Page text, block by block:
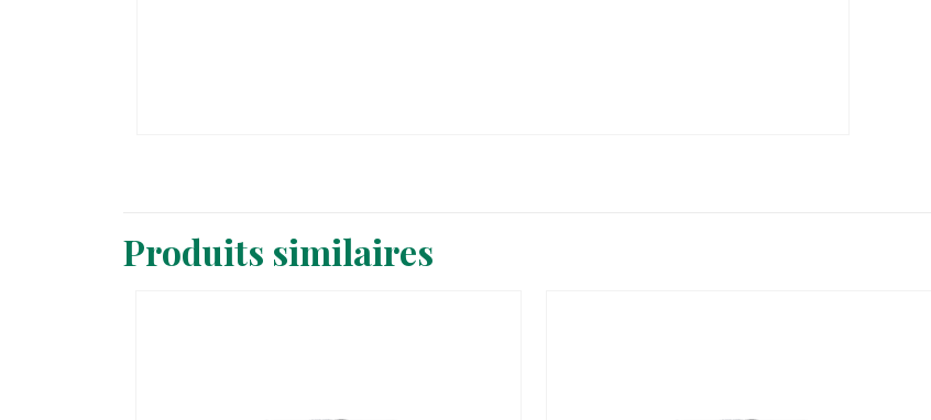
Produits similaires